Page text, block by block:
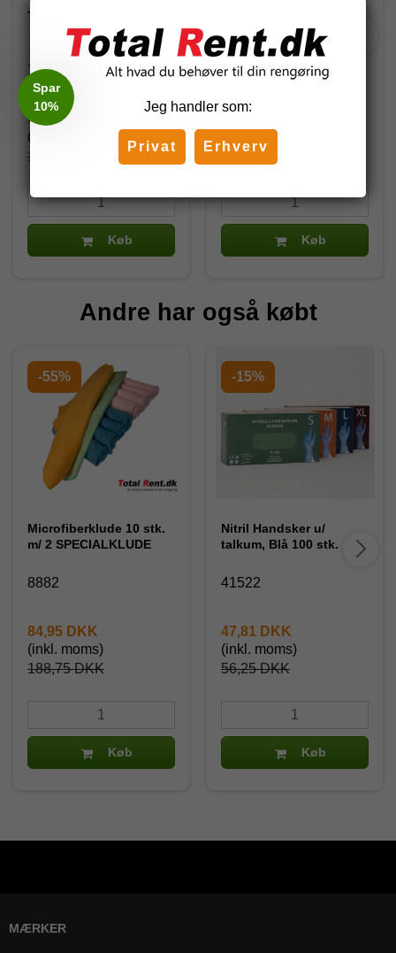
Taski Sani Calc W3b, 1 l.
7519052
154,00 DKK
66,50 DKK
(inkl. moms)
Køb
Grillrens 750ml
14016
106,25 DKK
(inkl. moms)
Køb
Andre har også købt
-55%
Microfiberklude 10 stk.
m/ 2 SPECIALKLUDE
8882
188,75 DKK
84,95 DKK
(inkl. moms)
Køb
-15%
Nitril Handsker u/
talkum, Blå 100 stk.
41522
56,25 DKK
47,81 DKK
(inkl. moms)
Køb
MÆRKER
Jeg handler som:
Privat Erhverv
Spar
10%